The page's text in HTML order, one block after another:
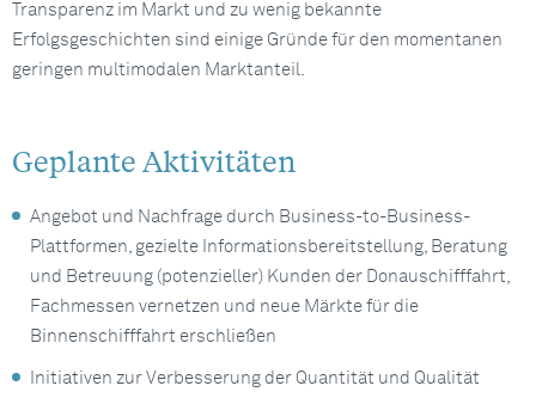
Transparenz im Markt und zu wenig bekannte
Erfolgsgeschichten sind einige Gründe für den momentanen
geringen multimodalen Marktanteil.
Geplante Aktivitäten
Angebot und Nachfrage durch Business-to-Business-
Plattformen, gezielte Informationsbereitstellung, Beratung
und Betreuung (potenzieller) Kunden der Donauschifffahrt,
Fachmessen vernetzen und neue Märkte für die
Binnenschifffahrt erschließen
Initiativen zur Verbesserung der Quantität und Qualität